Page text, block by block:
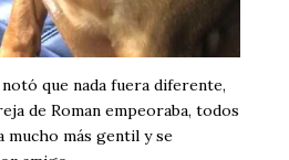
que nada fuera diferente,
de Roman empeoraba, todos
mucho más gentil y se